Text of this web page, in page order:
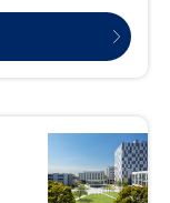
目的としています。試
学金が4年間で最大920
合でも、2月に実施する
められた受験生は、2月